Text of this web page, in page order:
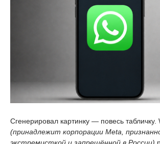
Сгенерировал картинку — повесь табличку.
(принадлежит корпорации Meta,